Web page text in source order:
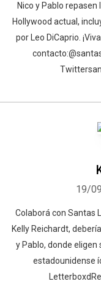
Nico y Pablo repasen
Hollywood actual,
por Leo DiCaprio.
19/
⁠⁠Colaborá con Santas
Kelly Reichardt,
y Pablo, donde
estadounidense